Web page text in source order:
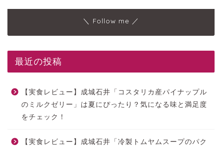
＼ Follow me ／
最近の投稿
【実食レビュー】成城石井「コスタリカ産パイナップル
のミルクゼリー」は夏にぴったり？気になる味と満足度
をチェック！
【実食レビュー】成城石井「冷製トムヤムスープのパク